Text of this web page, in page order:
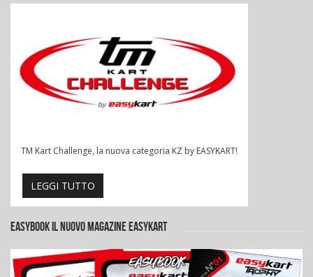
TM Kart Challenge, la nuova categoria KZ by EASYKART!
LEGGI TUTTO
EASYBOOK IL NUOVO MAGAZINE EASYKART